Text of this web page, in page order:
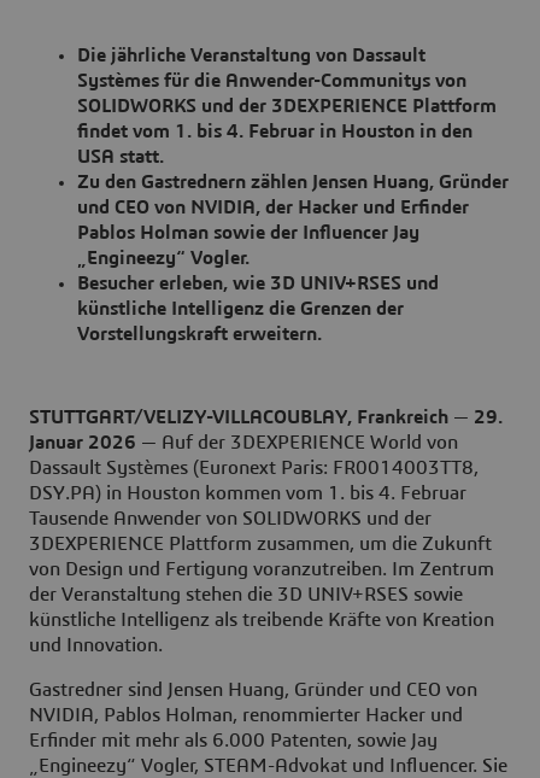
Die jährliche Veranstaltung von Dassault
Systèmes für die Anwender-Communitys von
SOLIDWORKS und der 3DEXPERIENCE Plattform
findet vom 1. bis 4. Februar in Houston in den
USA statt.
Zu den Gastrednern zählen Jensen Huang, Gründer
und CEO von NVIDIA, der Hacker und Erfinder
Pablos Holman sowie der Influencer Jay
„Engineezy“ Vogler.
Besucher erleben, wie 3D UNIV+RSES und
künstliche Intelligenz die Grenzen der
Vorstellungskraft erweitern.
STUTTGART/VELIZY-VILLACOUBLAY, Frankreich — 29.
Januar 2026 — Auf der 3DEXPERIENCE World von
Dassault Systèmes (Euronext Paris: FR0014003TT8,
DSY.PA) in Houston kommen vom 1. bis 4. Februar
Tausende Anwender von SOLIDWORKS und der
3DEXPERIENCE Plattform zusammen, um die Zukunft
von Design und Fertigung voranzutreiben. Im Zentrum
der Veranstaltung stehen die 3D UNIV+RSES sowie
künstliche Intelligenz als treibende Kräfte von Kreation
und Innovation.
Gastredner sind Jensen Huang, Gründer und CEO von
NVIDIA, Pablos Holman, renommierter Hacker und
Erfinder mit mehr als 6.000 Patenten, sowie Jay
„Engineezy“ Vogler, STEAM-Advokat und Influencer. Sie